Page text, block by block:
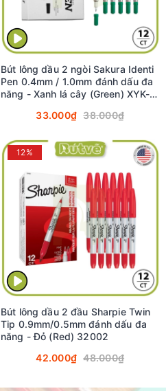
Bút lông dầu 2 ngòi Sakura Identi
Pen 0.4mm / 1.0mm đánh dấu đa
năng - Xanh lá cây (Green) XYK-
33.000₫ 38.000₫
12%
Bút lông dầu 2 đầu Sharpie Twin
Tip 0.9mm/0.5mm đánh dấu đa
năng - Đỏ (Red) 32002
42.000₫ 48.000₫